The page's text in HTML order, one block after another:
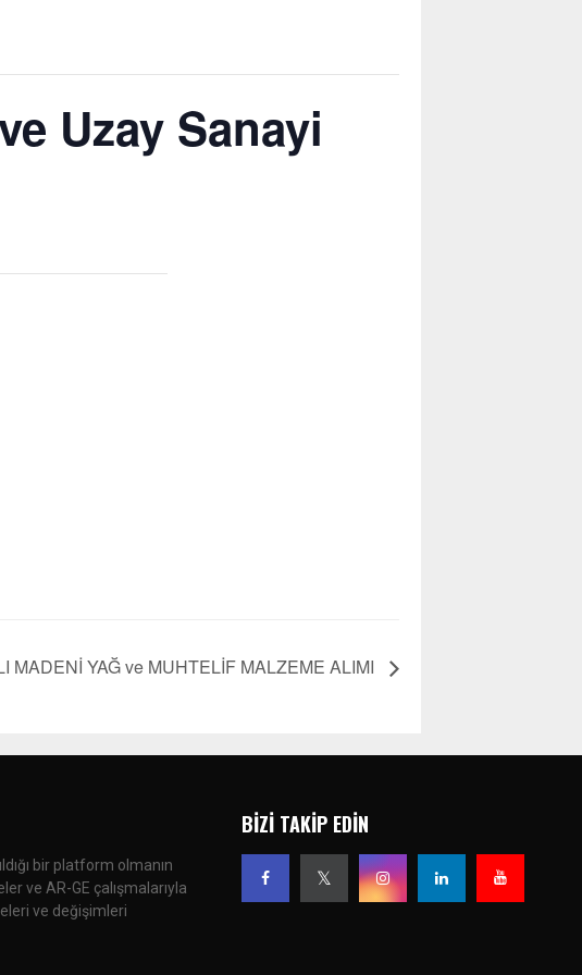
Uzay Sanayi
MADENİ YAĞ ve MUHTELİF MALZEME ALIMI
bir platform olmanın
ve AR-GE çalışmalarıyla
ve değişimleri
BIZI TAKIP EDIN